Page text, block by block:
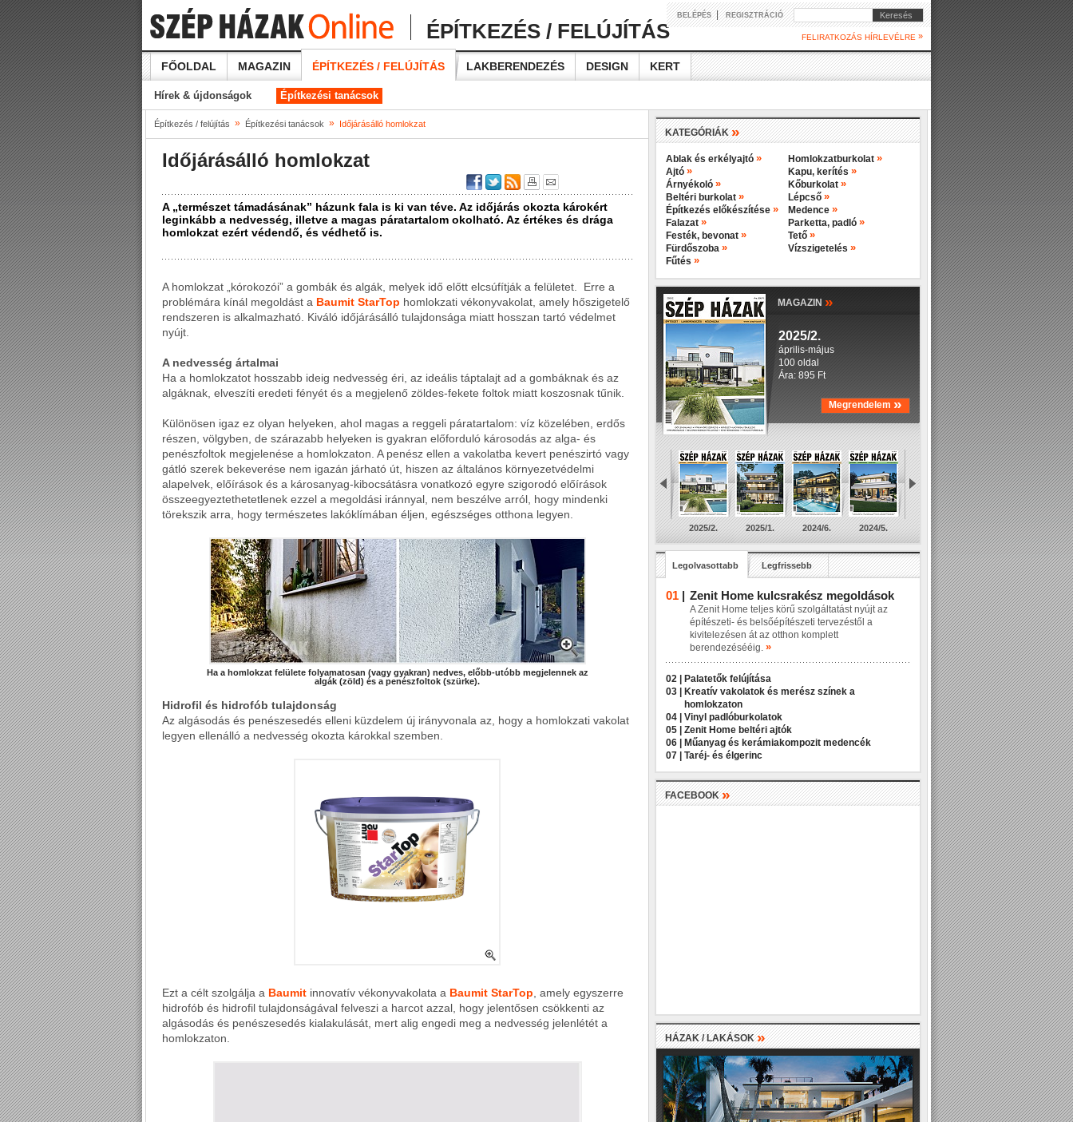
ÉPÍTKEZÉS / FELÚJÍTÁS
BELÉPÉS| REGISZTRÁCIÓ Keresés
FELIRATKOZÁS HÍRLEVÉLRE »
FŐOLDAL MAGAZIN ÉPÍTKEZÉS / FELÚJÍTÁS LAKBERENDEZÉS DESIGN KERT
Hírek & újdonságok Építkezési tanácsok
Építkezés / felújítás » Építkezési tanácsok » Időjárásálló homlokzat
Időjárásálló homlokzat
A „természet támadásának” házunk fala is ki van téve. Az időjárás okozta károkért
leginkább a nedvesség, illetve a magas páratartalom okolható. Az értékes és drága
homlokzat ezért védendő, és védhető is.
A homlokzat „kórokozói” a gombák és algák, melyek idő előtt elcsúfítják a felületet. Erre a
problémára kínál megoldást a Baumit StarTop homlokzati vékonyvakolat, amely hőszigetelő
rendszeren is alkalmazható. Kiváló időjárásálló tulajdonsága miatt hosszan tartó védelmet
nyújt.
A nedvesség ártalmai
Ha a homlokzatot hosszabb ideig nedvesség éri, az ideális táptalajt ad a gombáknak és az
algáknak, elveszíti eredeti fényét és a megjelenő zöldes-fekete foltok miatt koszosnak tűnik.
Különösen igaz ez olyan helyeken, ahol magas a reggeli páratartalom: víz közelében, erdős
részen, völgyben, de szárazabb helyeken is gyakran előforduló károsodás az alga- és
penészfoltok megjelenése a homlokzaton. A penész ellen a vakolatba kevert penészirtó vagy
gátló szerek bekeverése nem igazán járható út, hiszen az általános környezetvédelmi
alapelvek, előírások és a károsanyag-kibocsátásra vonatkozó egyre szigorodó előírások
összeegyeztethetetlenek ezzel a megoldási iránnyal, nem beszélve arról, hogy mindenki
törekszik arra, hogy természetes lakóklímában éljen, egészséges otthona legyen.
Ha a homlokzat felülete folyamatosan (vagy gyakran) nedves, előbb-utóbb megjelennek az
algák (zöld) és a penészfoltok (szürke).
Hidrofil és hidrofób tulajdonság
Az algásodás és penészesedés elleni küzdelem új irányvonala az, hogy a homlokzati vakolat
legyen ellenálló a nedvesség okozta károkkal szemben.
Ezt a célt szolgálja a Baumit innovatív vékonyvakolata a Baumit StarTop , amely egyszerre
hidrofób és hidrofil tulajdonságával felveszi a harcot azzal, hogy jelentősen csökkenti az
algásodás és penészesedés kialakulását, mert alig engedi meg a nedvesség jelenlétét a
homlokzaton.
KATEGÓRIÁK»
Ablak és erkélyajtó »
Ajtó »
Árnyékoló »
Beltéri burkolat »
Építkezés előkészítése »
Falazat »
Festék, bevonat »
Fürdőszoba »
Fűtés »
Homlokzatburkolat »
Kapu, kerítés »
Kőburkolat »
Lépcső »
Medence »
Parketta, padló »
Tető »
Vízszigetelés »
MAGAZIN »
2025/2.
április-május
100 oldal
Ára: 895 Ft
Megrendelem »
2025/2. 2025/1. 2024/6. 2024/5.
Legolvasottabb Legfrissebb
01 | Zenit Home kulcsrakész megoldások
A Zenit Home teljes körű szolgáltatást nyújt az
építészeti- és belsőépítészeti tervezéstől a
kivitelezésen át az otthon komplett
berendezésééig. »
02 |
Palatetők felújítása
03 |
Kreatív vakolatok és merész színek a
homlokzaton
04 |
Vinyl padlóburkolatok
05 |
Zenit Home beltéri ajtók
06 |
Műanyag és kerámiakompozit medencék
07 |
Taréj- és élgerinc
FACEBOOK»
HÁZAK / LAKÁSOK »